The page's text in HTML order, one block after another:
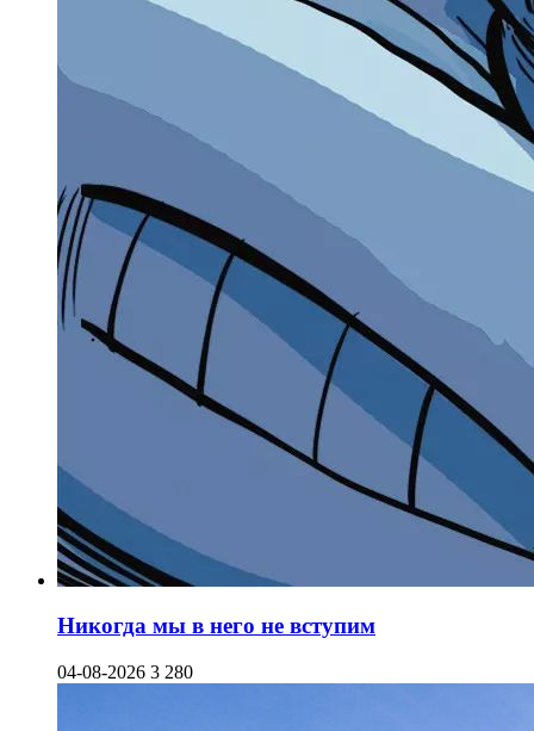
Никогда мы в него не вступим
04-08-2026 3 280